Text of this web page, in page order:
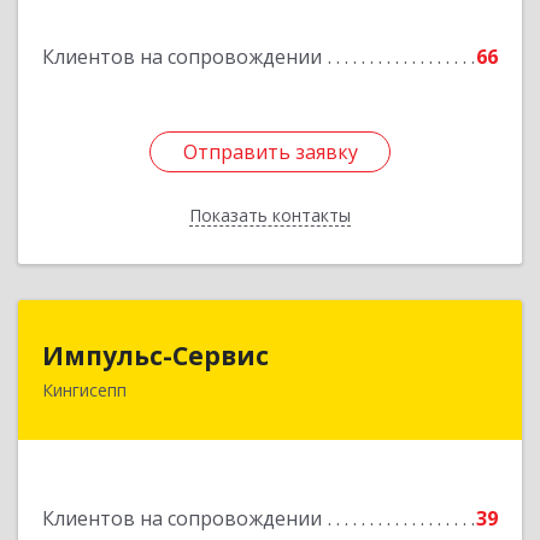
Клиентов на сопровождении 66
Отправить заявку
Показать контакты
Отправить заявку
Назад
Импульс-Сервис
Кингисепп
Клиентов на сопровождении 39
188480, Ленинградская обл, Кингисеппский р-н,